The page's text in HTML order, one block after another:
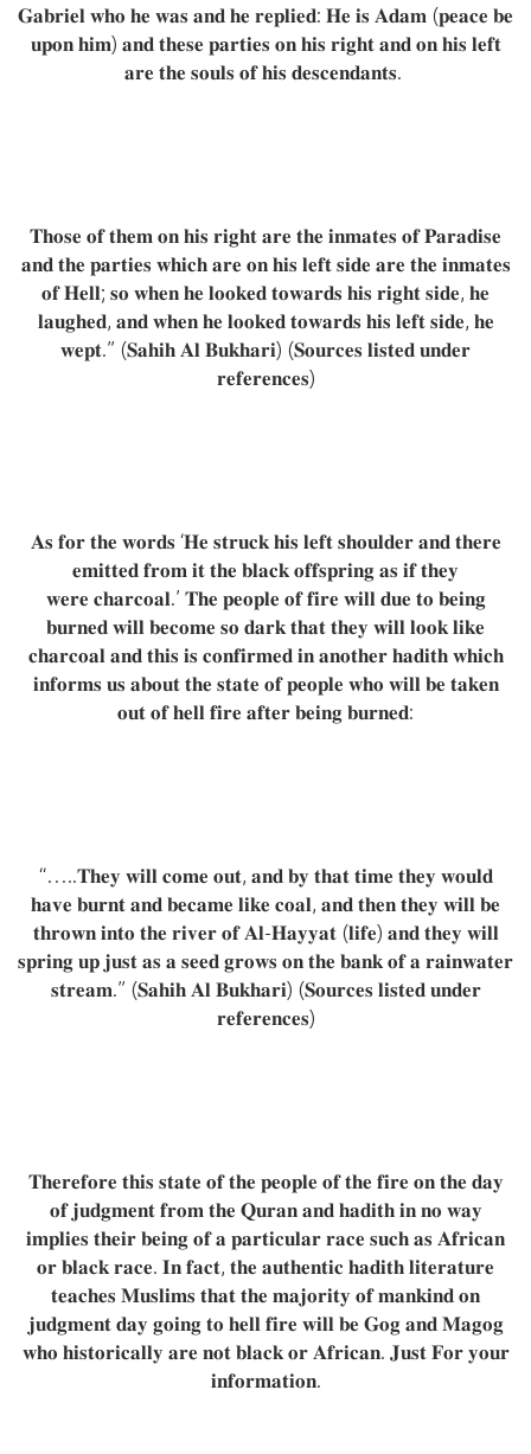
𝐆𝐚𝐛𝐫𝐢𝐞𝐥 𝐰𝐡𝐨 𝐡𝐞 𝐰𝐚𝐬 𝐚𝐧𝐝 𝐡𝐞 𝐫𝐞𝐩𝐥𝐢𝐞𝐝: 𝐇𝐞 𝐢𝐬 𝐀𝐝𝐚𝐦 (𝐩𝐞𝐚𝐜𝐞 𝐛𝐞
𝐮𝐩𝐨𝐧 𝐡𝐢𝐦) 𝐚𝐧𝐝 𝐭𝐡𝐞𝐬𝐞 𝐩𝐚𝐫𝐭𝐢𝐞𝐬 𝐨𝐧 𝐡𝐢𝐬 𝐫𝐢𝐠𝐡𝐭 𝐚𝐧𝐝 𝐨𝐧 𝐡𝐢𝐬 𝐥𝐞𝐟𝐭
𝐚𝐫𝐞 𝐭𝐡𝐞 𝐬𝐨𝐮𝐥𝐬 𝐨𝐟 𝐡𝐢𝐬 𝐝𝐞𝐬𝐜𝐞𝐧𝐝𝐚𝐧𝐭𝐬.
𝐓𝐡𝐨𝐬𝐞 𝐨𝐟 𝐭𝐡𝐞𝐦 𝐨𝐧 𝐡𝐢𝐬 𝐫𝐢𝐠𝐡𝐭 𝐚𝐫𝐞 𝐭𝐡𝐞 𝐢𝐧𝐦𝐚𝐭𝐞𝐬 𝐨𝐟 𝐏𝐚𝐫𝐚𝐝𝐢𝐬𝐞
𝐚𝐧𝐝 𝐭𝐡𝐞 𝐩𝐚𝐫𝐭𝐢𝐞𝐬 𝐰𝐡𝐢𝐜𝐡 𝐚𝐫𝐞 𝐨𝐧 𝐡𝐢𝐬 𝐥𝐞𝐟𝐭 𝐬𝐢𝐝𝐞 𝐚𝐫𝐞 𝐭𝐡𝐞 𝐢𝐧𝐦𝐚𝐭𝐞𝐬
𝐨𝐟 𝐇𝐞𝐥𝐥; 𝐬𝐨 𝐰𝐡𝐞𝐧 𝐡𝐞 𝐥𝐨𝐨𝐤𝐞𝐝 𝐭𝐨𝐰𝐚𝐫𝐝𝐬 𝐡𝐢𝐬 𝐫𝐢𝐠𝐡𝐭 𝐬𝐢𝐝𝐞, 𝐡𝐞
𝐥𝐚𝐮𝐠𝐡𝐞𝐝, 𝐚𝐧𝐝 𝐰𝐡𝐞𝐧 𝐡𝐞 𝐥𝐨𝐨𝐤𝐞𝐝 𝐭𝐨𝐰𝐚𝐫𝐝𝐬 𝐡𝐢𝐬 𝐥𝐞𝐟𝐭 𝐬𝐢𝐝𝐞, 𝐡𝐞
𝐰𝐞𝐩𝐭.” (𝐒𝐚𝐡𝐢𝐡 𝐀𝐥 𝐁𝐮𝐤𝐡𝐚𝐫𝐢) (𝐒𝐨𝐮𝐫𝐜𝐞𝐬 𝐥𝐢𝐬𝐭𝐞𝐝 𝐮𝐧𝐝𝐞𝐫
𝐫𝐞𝐟𝐞𝐫𝐞𝐧𝐜𝐞𝐬)
𝐀𝐬 𝐟𝐨𝐫 𝐭𝐡𝐞 𝐰𝐨𝐫𝐝𝐬 ‘𝐇𝐞 𝐬𝐭𝐫𝐮𝐜𝐤 𝐡𝐢𝐬 𝐥𝐞𝐟𝐭 𝐬𝐡𝐨𝐮𝐥𝐝𝐞𝐫 𝐚𝐧𝐝 𝐭𝐡𝐞𝐫𝐞
𝐞𝐦𝐢𝐭𝐭𝐞𝐝 𝐟𝐫𝐨𝐦 𝐢𝐭 𝐭𝐡𝐞 𝐛𝐥𝐚𝐜𝐤 𝐨𝐟𝐟𝐬𝐩𝐫𝐢𝐧𝐠 𝐚𝐬 𝐢𝐟 𝐭𝐡𝐞𝐲
𝐰𝐞𝐫𝐞 𝐜𝐡𝐚𝐫𝐜𝐨𝐚𝐥.’ 𝐓𝐡𝐞 𝐩𝐞𝐨𝐩𝐥𝐞 𝐨𝐟 𝐟𝐢𝐫𝐞 𝐰𝐢𝐥𝐥 𝐝𝐮𝐞 𝐭𝐨 𝐛𝐞𝐢𝐧𝐠
𝐛𝐮𝐫𝐧𝐞𝐝 𝐰𝐢𝐥𝐥 𝐛𝐞𝐜𝐨𝐦𝐞 𝐬𝐨 𝐝𝐚𝐫𝐤 𝐭𝐡𝐚𝐭 𝐭𝐡𝐞𝐲 𝐰𝐢𝐥𝐥 𝐥𝐨𝐨𝐤 𝐥𝐢𝐤𝐞
𝐜𝐡𝐚𝐫𝐜𝐨𝐚𝐥 𝐚𝐧𝐝 𝐭𝐡𝐢𝐬 𝐢𝐬 𝐜𝐨𝐧𝐟𝐢𝐫𝐦𝐞𝐝 𝐢𝐧 𝐚𝐧𝐨𝐭𝐡𝐞𝐫 𝐡𝐚𝐝𝐢𝐭𝐡 𝐰𝐡𝐢𝐜𝐡
𝐢𝐧𝐟𝐨𝐫𝐦𝐬 𝐮𝐬 𝐚𝐛𝐨𝐮𝐭 𝐭𝐡𝐞 𝐬𝐭𝐚𝐭𝐞 𝐨𝐟 𝐩𝐞𝐨𝐩𝐥𝐞 𝐰𝐡𝐨 𝐰𝐢𝐥𝐥 𝐛𝐞 𝐭𝐚𝐤𝐞𝐧
𝐨𝐮𝐭 𝐨𝐟 𝐡𝐞𝐥𝐥 𝐟𝐢𝐫𝐞 𝐚𝐟𝐭𝐞𝐫 𝐛𝐞𝐢𝐧𝐠 𝐛𝐮𝐫𝐧𝐞𝐝:
“…..𝐓𝐡𝐞𝐲 𝐰𝐢𝐥𝐥 𝐜𝐨𝐦𝐞 𝐨𝐮𝐭, 𝐚𝐧𝐝 𝐛𝐲 𝐭𝐡𝐚𝐭 𝐭𝐢𝐦𝐞 𝐭𝐡𝐞𝐲 𝐰𝐨𝐮𝐥𝐝
𝐡𝐚𝐯𝐞 𝐛𝐮𝐫𝐧𝐭 𝐚𝐧𝐝 𝐛𝐞𝐜𝐚𝐦𝐞 𝐥𝐢𝐤𝐞 𝐜𝐨𝐚𝐥, 𝐚𝐧𝐝 𝐭𝐡𝐞𝐧 𝐭𝐡𝐞𝐲 𝐰𝐢𝐥𝐥 𝐛𝐞
𝐭𝐡𝐫𝐨𝐰𝐧 𝐢𝐧𝐭𝐨 𝐭𝐡𝐞 𝐫𝐢𝐯𝐞𝐫 𝐨𝐟 𝐀𝐥-𝐇𝐚𝐲𝐲𝐚𝐭 (𝐥𝐢𝐟𝐞) 𝐚𝐧𝐝 𝐭𝐡𝐞𝐲 𝐰𝐢𝐥𝐥
𝐬𝐩𝐫𝐢𝐧𝐠 𝐮𝐩 𝐣𝐮𝐬𝐭 𝐚𝐬 𝐚 𝐬𝐞𝐞𝐝 𝐠𝐫𝐨𝐰𝐬 𝐨𝐧 𝐭𝐡𝐞 𝐛𝐚𝐧𝐤 𝐨𝐟 𝐚 𝐫𝐚𝐢𝐧𝐰𝐚𝐭𝐞𝐫
𝐬𝐭𝐫𝐞𝐚𝐦.” (𝐒𝐚𝐡𝐢𝐡 𝐀𝐥 𝐁𝐮𝐤𝐡𝐚𝐫𝐢) (𝐒𝐨𝐮𝐫𝐜𝐞𝐬 𝐥𝐢𝐬𝐭𝐞𝐝 𝐮𝐧𝐝𝐞𝐫
𝐫𝐞𝐟𝐞𝐫𝐞𝐧𝐜𝐞𝐬)
𝐓𝐡𝐞𝐫𝐞𝐟𝐨𝐫𝐞 𝐭𝐡𝐢𝐬 𝐬𝐭𝐚𝐭𝐞 𝐨𝐟 𝐭𝐡𝐞 𝐩𝐞𝐨𝐩𝐥𝐞 𝐨𝐟 𝐭𝐡𝐞 𝐟𝐢𝐫𝐞 𝐨𝐧 𝐭𝐡𝐞 𝐝𝐚𝐲
𝐨𝐟 𝐣𝐮𝐝𝐠𝐦𝐞𝐧𝐭 𝐟𝐫𝐨𝐦 𝐭𝐡𝐞 𝐐𝐮𝐫𝐚𝐧 𝐚𝐧𝐝 𝐡𝐚𝐝𝐢𝐭𝐡 𝐢𝐧 𝐧𝐨 𝐰𝐚𝐲
𝐢𝐦𝐩𝐥𝐢𝐞𝐬 𝐭𝐡𝐞𝐢𝐫 𝐛𝐞𝐢𝐧𝐠 𝐨𝐟 𝐚 𝐩𝐚𝐫𝐭𝐢𝐜𝐮𝐥𝐚𝐫 𝐫𝐚𝐜𝐞 𝐬𝐮𝐜𝐡 𝐚𝐬 𝐀𝐟𝐫𝐢𝐜𝐚𝐧
𝐨𝐫 𝐛𝐥𝐚𝐜𝐤 𝐫𝐚𝐜𝐞. 𝐈𝐧 𝐟𝐚𝐜𝐭, 𝐭𝐡𝐞 𝐚𝐮𝐭𝐡𝐞𝐧𝐭𝐢𝐜 𝐡𝐚𝐝𝐢𝐭𝐡 𝐥𝐢𝐭𝐞𝐫𝐚𝐭𝐮𝐫𝐞
𝐭𝐞𝐚𝐜𝐡𝐞𝐬 𝐌𝐮𝐬𝐥𝐢𝐦𝐬 𝐭𝐡𝐚𝐭 𝐭𝐡𝐞 𝐦𝐚𝐣𝐨𝐫𝐢𝐭𝐲 𝐨𝐟 𝐦𝐚𝐧𝐤𝐢𝐧𝐝 𝐨𝐧
𝐣𝐮𝐝𝐠𝐦𝐞𝐧𝐭 𝐝𝐚𝐲 𝐠𝐨𝐢𝐧𝐠 𝐭𝐨 𝐡𝐞𝐥𝐥 𝐟𝐢𝐫𝐞 𝐰𝐢𝐥𝐥 𝐛𝐞 𝐆𝐨𝐠 𝐚𝐧𝐝 𝐌𝐚𝐠𝐨𝐠
𝐰𝐡𝐨 𝐡𝐢𝐬𝐭𝐨𝐫𝐢𝐜𝐚𝐥𝐥𝐲 𝐚𝐫𝐞 𝐧𝐨𝐭 𝐛𝐥𝐚𝐜𝐤 𝐨𝐫 𝐀𝐟𝐫𝐢𝐜𝐚𝐧. 𝐉𝐮𝐬𝐭 𝐅𝐨𝐫 𝐲𝐨𝐮𝐫
𝐢𝐧𝐟𝐨𝐫𝐦𝐚𝐭𝐢𝐨𝐧.